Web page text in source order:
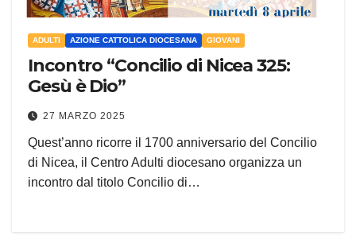
ADULTI AZIONE CATTOLICA DIOCESANA GIOVANI
Incontro “Concilio di Nicea 325:
Gesù è Dio”
27 MARZO 2025
Quest’anno ricorre il 1700 anniversario del Concilio
di Nicea, il Centro Adulti diocesano organizza un
incontro dal titolo Concilio di…